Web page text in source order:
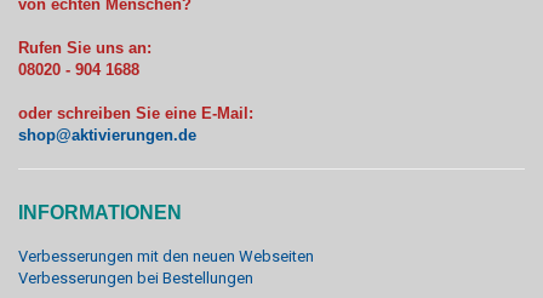
von echten Menschen?
Rufen Sie uns an:
08020 - 904 1688
oder schreiben Sie eine E-Mail:
shop@aktivierungen.de
INFORMATIONEN
Verbesserungen mit den neuen Webseiten
Verbesserungen bei Bestellungen